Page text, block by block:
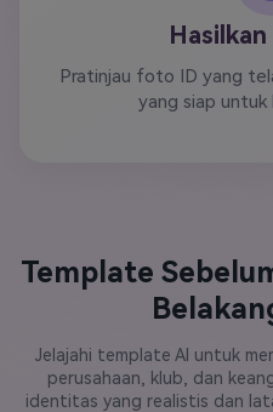
Pratinjau foto ID yang
yang siap untuk
Template
Jelajahi template AI untuk
perusahaan, klub, dan
identitas yang realistis dan